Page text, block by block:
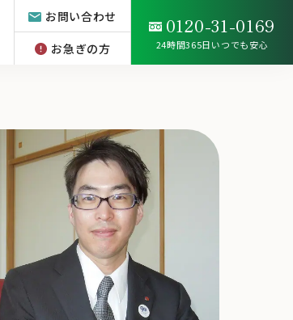
お問い合わせ
お急ぎの方
0120-31-0169
24時間365日いつでも安心